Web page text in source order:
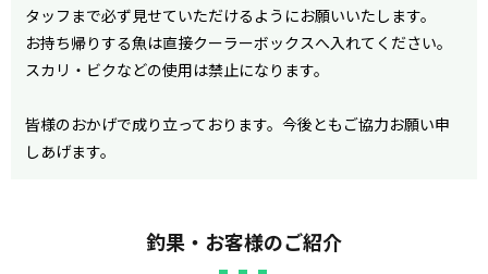
タッフまで必ず見せていただけるようにお願いいたします。
お持ち帰りする魚は直接クーラーボックスへ入れてください。
スカリ・ビクなどの使用は禁止になります。
皆様のおかげで成り立っております。今後ともご協力お願い申
しあげます。
釣果・お客様のご紹介